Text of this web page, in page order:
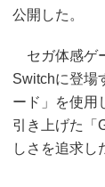
公開した。
セガ体感ゲ
Switchに登場
ード」を使用
引き上げた「
しさを追求し